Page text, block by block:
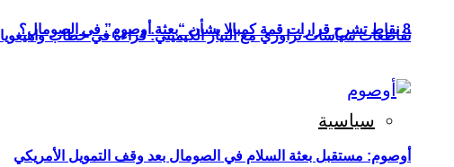
8 نقاط تشرح قرارات قمة كمبالا بشأن “بعثة أوصوم” في الصومال؟
سياسية
تقاطعات سياسات تراوري مع التيار الكيميتي: قراءة في خطاب واهيغويا
أوصوم: مستقبل بعثة السلام في الصومال بعد وقف التمويل الأمريكي